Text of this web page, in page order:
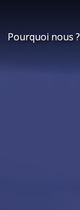
Pourquoi nous ?
Pourquoi nous ?